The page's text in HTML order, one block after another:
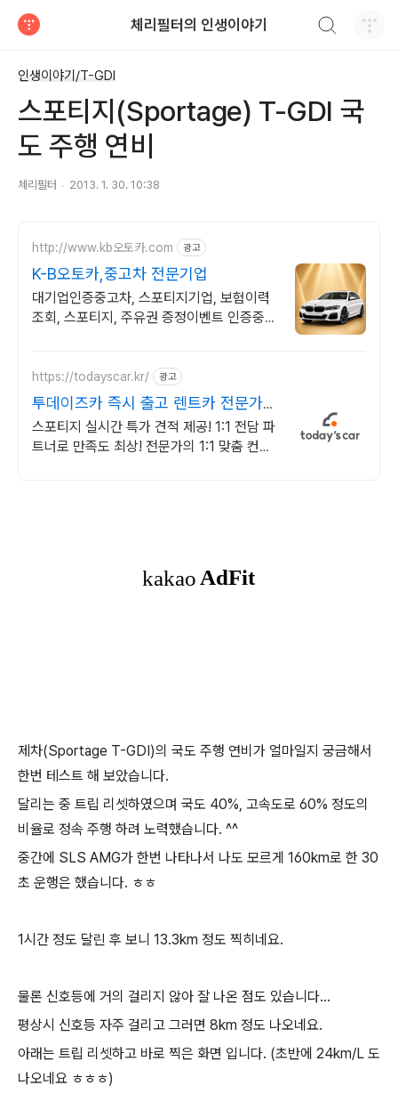
체리필터의 인생이야기
인생이야기/T-GDI
스포티지(Sportage) T-GDI 국
도 주행 연비
체리필터 2013. 1. 30. 10:38
http://www.kb오토카.com 광고
K-B오토카,중고차 전문기업
대기업인증중고차, 스포티지기업, 보험이력
조회, 스포티지, 주유권 증정이벤트 인증중고
https://todayscar.kr/ 광고
투데이즈카 즉시 출고 렌트카 전문가의
1:1 맞춤 컨설팅
스포티지 실시간 특가 견적 제공! 1:1 전담 파
트너로 만족도 최상! 전문가의 1:1 맞춤 컨설
제차(Sportage T-GDI)의 국도 주행 연비가 얼마일지 궁금해서
한번 테스트 해 보았습니다.
달리는 중 트립 리셋하였으며 국도 40%, 고속도로 60% 정도의
비율로 정속 주행 하려 노력했습니다. ^^
중간에 SLS AMG가 한번 나타나서 나도 모르게 160km로 한 30
초 운행은 했습니다. ㅎㅎ
1시간 정도 달린 후 보니 13.3km 정도 찍히네요.
물론 신호등에 거의 걸리지 않아 잘 나온 점도 있습니다...
평상시 신호등 자주 걸리고 그러면 8km 정도 나오네요.
아래는 트립 리셋하고 바로 찍은 화면 입니다. (초반에 24km/L 도
나오네요 ㅎㅎㅎ)